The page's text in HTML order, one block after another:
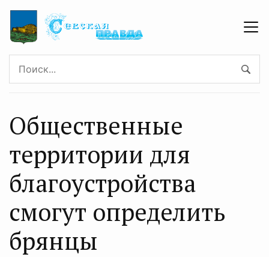
Общественные
территории для
благоустройства
смогут определить
брянцы